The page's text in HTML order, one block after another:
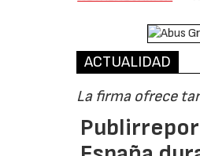
ACTUALIDAD
La firma ofrece